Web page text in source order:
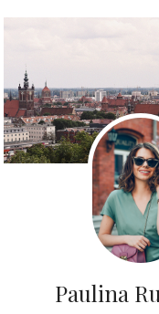
Paulina